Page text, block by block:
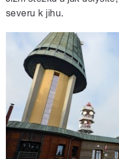
severu k jihu.